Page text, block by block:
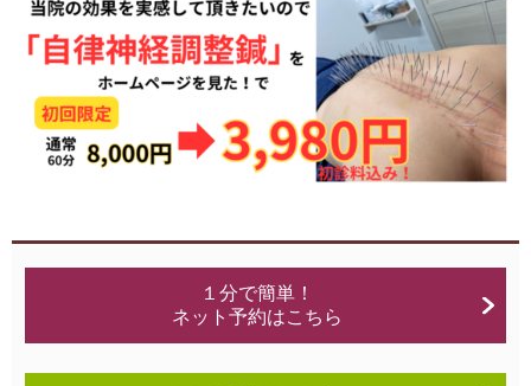
１分で簡単！
ネット予約はこちら